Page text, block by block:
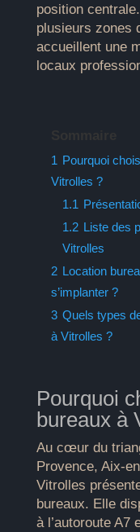
position
plusieurs zones
accueillent une
locaux
1 Pourquoi
Vitrolles ?
1.1
1.2 Liste des
Vitrolles
2 Location
s’implanter ?
3 Quels types
à Vitrolles ?
Pourquoi
bureaux à
Au cœur du
Provence, Aix-
Vitrolles
bureaux. Elle
à l’autoroute A7